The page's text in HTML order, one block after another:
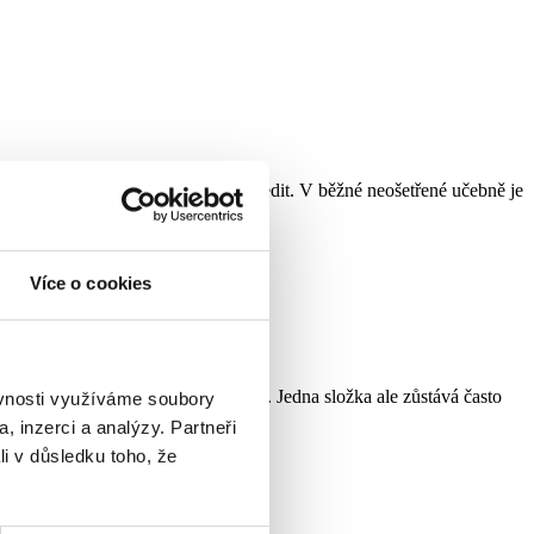
Více o cookies
využíváme soubory
inzerci a analýzy. Partneři
v důsledku toho, že
schopnost žáků učit se a soustředit. V běžné neošetřené učebně je
dostatek čerstvého vzduchu. Jedna složka ale zůstává často